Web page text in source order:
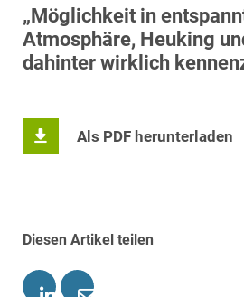
„Möglichkeit in
Atmosphäre, Heuking
dahinter wirklich
Als PDF herunterladen
Diesen Artikel teilen